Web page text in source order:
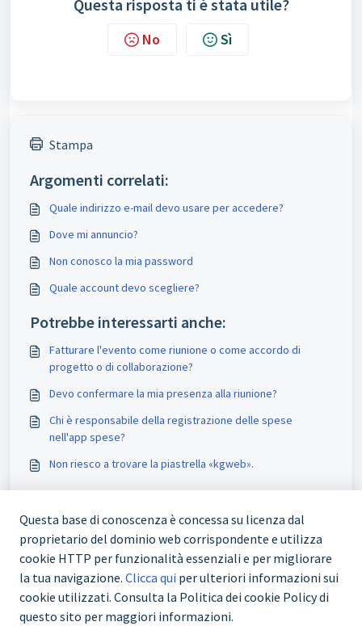
Questa risposta ti è stata utile?
No Sì
Stampa
Argomenti correlati:
Quale indirizzo e-mail devo usare per accedere?
Dove mi annuncio?
Non conosco la mia password
Quale account devo scegliere?
Potrebbe interessarti anche:
Fatturare l'evento come riunione o come accordo di
progetto o di collaborazione?
Devo confermare la mia presenza alla riunione?
Chi è responsabile della registrazione delle spese
nell'app spese?
Non riesco a trovare la piastrella «kgweb».
+41 43 244 73 00
Questa base di conoscenza è concessa su licenza dal
proprietario del dominio web corrispondente e utilizza
cookie HTTP per funzionalità essenziali e per migliorare
la tua navigazione. Clicca qui per ulteriori informazioni sui
cookie utilizzati. Consulta la Politica dei cookie Policy di
questo sito per maggiori informazioni.